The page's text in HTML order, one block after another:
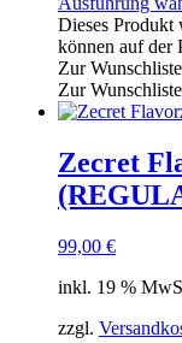
Dieses Produkt
können auf der
Zur
Zur
Zecret
99,00 €
inkl. 19 %
zzgl.